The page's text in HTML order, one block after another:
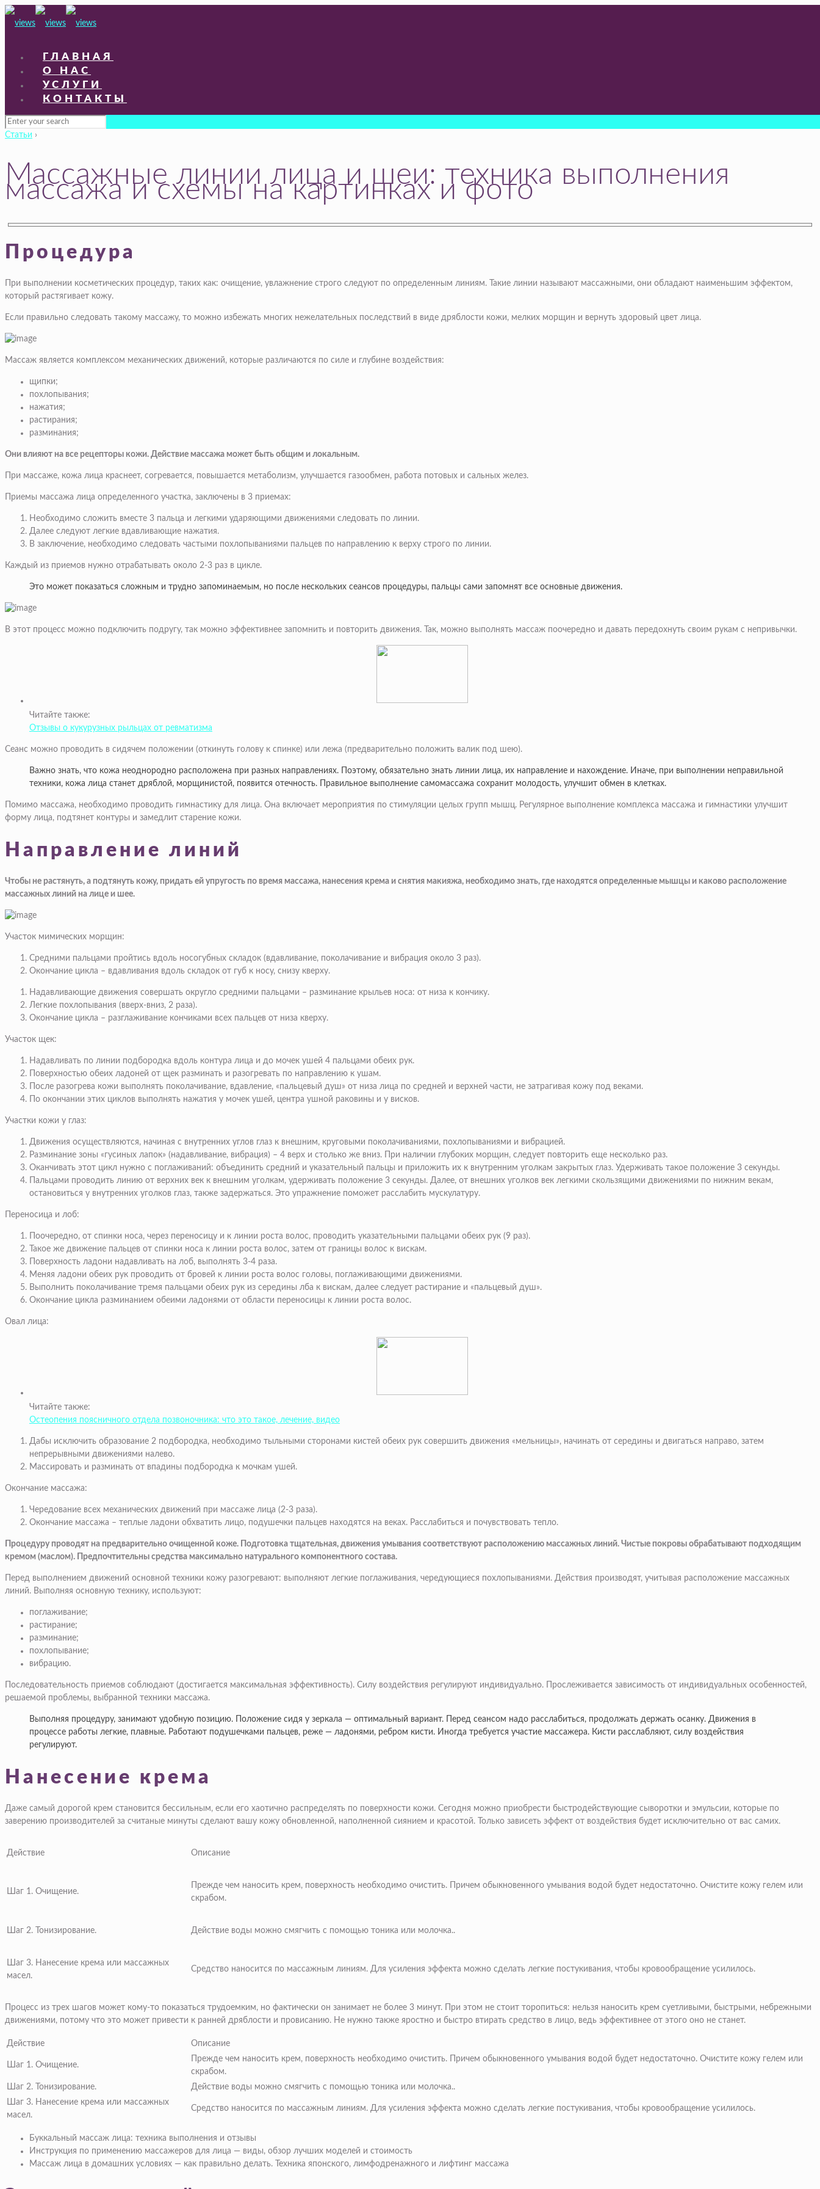
ГЛАВНАЯ
О НАС
УСЛУГИ
КОНТАКТЫ
Статьи ›
Массажные линии лица и шеи: техника выполнения
массажа и схемы на картинках и фото
Процедура
При выполнении косметических процедур, таких как: очищение, увлажнение строго следуют по определенным линиям. Такие линии называют массажными, они обладают наименьшим эффектом,
который растягивает кожу.
Если правильно следовать такому массажу, то можно избежать многих нежелательных последствий в виде дряблости кожи, мелких морщин и вернуть здоровый цвет лица.
Массаж является комплексом механических движений, которые различаются по силе и глубине воздействия:
щипки;
похлопывания;
нажатия;
растирания;
разминания;
Они влияют на все рецепторы кожи. Действие массажа может быть общим и локальным.
При массаже, кожа лица краснеет, согревается, повышается метаболизм, улучшается газообмен, работа потовых и сальных желез.
Приемы массажа лица определенного участка, заключены в 3 приемах:
Необходимо сложить вместе 3 пальца и легкими ударяющими движениями следовать по линии.
Далее следуют легкие вдавливающие нажатия.
В заключение, необходимо следовать частыми похлопываниями пальцев по направлению к верху строго по линии.
Каждый из приемов нужно отрабатывать около 2-3 раз в цикле.
Это может показаться сложным и трудно запоминаемым, но после нескольких сеансов процедуры, пальцы сами запомнят все основные движения.
В этот процесс можно подключить подругу, так можно эффективнее запомнить и повторить движения. Так, можно выполнять массаж поочередно и давать передохнуть своим рукам с непривычки.
Читайте также:
Отзывы о кукурузных рыльцах от ревматизма
Сеанс можно проводить в сидячем положении (откинуть голову к спинке) или лежа (предварительно положить валик под шею).
Важно знать, что кожа неоднородно расположена при разных направлениях. Поэтому, обязательно знать линии лица, их направление и нахождение. Иначе, при выполнении неправильной
техники, кожа лица станет дряблой, морщинистой, появится отечность. Правильное выполнение самомассажа сохранит молодость, улучшит обмен в клетках.
Помимо массажа, необходимо проводить гимнастику для лица. Она включает мероприятия по стимуляции целых групп мышц. Регулярное выполнение комплекса массажа и гимнастики улучшит
форму лица, подтянет контуры и замедлит старение кожи.
Направление линий
Чтобы не растянуть, а подтянуть кожу, придать ей упругость по время массажа, нанесения крема и снятия макияжа, необходимо знать, где находятся определенные мышцы и каково расположение
массажных линий на лице и шее.
Участок мимических морщин:
Средними пальцами пройтись вдоль носогубных складок (вдавливание, поколачивание и вибрация около 3 раз).
Окончание цикла – вдавливания вдоль складок от губ к носу, снизу кверху.
Надавливающие движения совершать округло средними пальцами – разминание крыльев носа: от низа к кончику.
Легкие похлопывания (вверх-вниз, 2 раза).
Окончание цикла – разглаживание кончиками всех пальцев от низа кверху.
Участок щек:
Надавливать по линии подбородка вдоль контура лица и до мочек ушей 4 пальцами обеих рук.
Поверхностью обеих ладоней от щек разминать и разогревать по направлению к ушам.
После разогрева кожи выполнять поколачивание, вдавление, «пальцевый душ» от низа лица по средней и верхней части, не затрагивая кожу под веками.
По окончании этих циклов выполнять нажатия у мочек ушей, центра ушной раковины и у висков.
Участки кожи у глаз:
Движения осуществляются, начиная с внутренних углов глаз к внешним, круговыми поколачиваниями, похлопываниями и вибрацией.
Разминание зоны «гусиных лапок» (надавливание, вибрация) – 4 верх и столько же вниз. При наличии глубоких морщин, следует повторить еще несколько раз.
Оканчивать этот цикл нужно с поглаживаний: объединить средний и указательный пальцы и приложить их к внутренним уголкам закрытых глаз. Удерживать такое положение 3 секунды.
Пальцами проводить линию от верхних век к внешним уголкам, удерживать положение 3 секунды. Далее, от внешних уголков век легкими скользящими движениями по нижним векам,
остановиться у внутренних уголков глаз, также задержаться. Это упражнение поможет расслабить мускулатуру.
Переносица и лоб:
Поочередно, от спинки носа, через переносицу и к линии роста волос, проводить указательными пальцами обеих рук (9 раз).
Такое же движение пальцев от спинки носа к линии роста волос, затем от границы волос к вискам.
Поверхность ладони надавливать на лоб, выполнять 3-4 раза.
Меняя ладони обеих рук проводить от бровей к линии роста волос головы, поглаживающими движениями.
Выполнить поколачивание тремя пальцами обеих рук из середины лба к вискам, далее следует растирание и «пальцевый душ».
Окончание цикла разминанием обеими ладонями от области переносицы к линии роста волос.
Овал лица:
Читайте также:
Остеопения поясничного отдела позвоночника: что это такое, лечение, видео
Дабы исключить образование 2 подбородка, необходимо тыльными сторонами кистей обеих рук совершить движения «мельницы», начинать от середины и двигаться направо, затем
непрерывными движениями налево.
Массировать и разминать от впадины подбородка к мочкам ушей.
Окончание массажа:
Чередование всех механических движений при массаже лица (2-3 раза).
Окончание массажа – теплые ладони обхватить лицо, подушечки пальцев находятся на веках. Расслабиться и почувствовать тепло.
Процедуру проводят на предварительно очищенной коже. Подготовка тщательная, движения умывания соответствуют расположению массажных линий. Чистые покровы обрабатывают подходящим
кремом (маслом). Предпочтительны средства максимально натурального компонентного состава.
Перед выполнением движений основной техники кожу разогревают: выполняют легкие поглаживания, чередующиеся похлопываниями. Действия производят, учитывая расположение массажных
линий. Выполняя основную технику, используют:
поглаживание;
растирание;
разминание;
похлопывание;
вибрацию.
Последовательность приемов соблюдают (достигается максимальная эффективность). Силу воздействия регулируют индивидуально. Прослеживается зависимость от индивидуальных особенностей,
решаемой проблемы, выбранной техники массажа.
Выполняя процедуру, занимают удобную позицию. Положение сидя у зеркала — оптимальный вариант. Перед сеансом надо расслабиться, продолжать держать осанку. Движения в
процессе работы легкие, плавные. Работают подушечками пальцев, реже — ладонями, ребром кисти. Иногда требуется участие массажера. Кисти расслабляют, силу воздействия
регулируют.
Нанесение крема
Даже самый дорогой крем становится бессильным, если его хаотично распределять по поверхности кожи. Сегодня можно приобрести быстродействующие сыворотки и эмульсии, которые по
заверению производителей за считаные минуты сделают вашу кожу обновленной, наполненной сиянием и красотой. Только зависеть эффект от воздействия будет исключительно от вас самих.
Действие Описание
Шаг 1. Очищение.
Прежде чем наносить крем, поверхность необходимо очистить. Причем обыкновенного умывания водой будет недостаточно. Очистите кожу гелем или
скрабом.
Шаг 2. Тонизирование. Действие воды можно смягчить с помощью тоника или молочка..
Шаг 3. Нанесение крема или массажных
масел.
Средство наносится по массажным линиям. Для усиления эффекта можно сделать легкие постукивания, чтобы кровообращение усилилось.
Процесс из трех шагов может кому-то показаться трудоемким, но фактически он занимает не более 3 минут. При этом не стоит торопиться: нельзя наносить крем суетливыми, быстрыми, небрежными
движениями, потому что это может привести к ранней дряблости и провисанию. Не нужно также яростно и быстро втирать средство в лицо, ведь эффективнее от этого оно не станет.
Действие Описание
Шаг 1. Очищение.
Прежде чем наносить крем, поверхность необходимо очистить. Причем обыкновенного умывания водой будет недостаточно. Очистите кожу гелем или
скрабом.
Шаг 2. Тонизирование.
Действие воды можно смягчить с помощью тоника или молочка..
Шаг 3. Нанесение крема или массажных
масел.
Средство наносится по массажным линиям. Для усиления эффекта можно сделать легкие постукивания, чтобы кровообращение усилилось.
Буккальный массаж лица: техника выполнения и отзывы
Инструкция по применению массажеров для лица — виды, обзор лучших моделей и стоимость
Массаж лица в домашних условиях — как правильно делать. Техника японского, лимфодренажного и лифтинг массажа